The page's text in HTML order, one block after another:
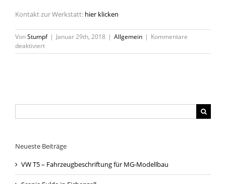
Kontakt zur Werkstatt: hier klicken
VonStumpf | Januar 29th, 2018 | Allgemein | Kommentare
deaktiviertfür
Einmal
nach:
Neueste Beiträge
VW T5 – Fahrzeugbeschriftung für MG-Modellbau